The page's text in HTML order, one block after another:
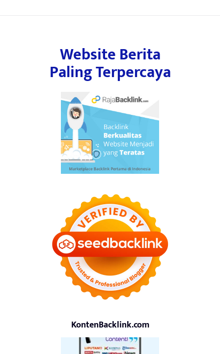
Website Berita
Paling Terpercaya
KontenBacklink.com